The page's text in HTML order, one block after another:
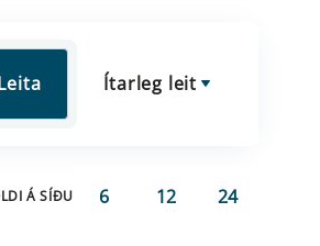
Ítarleg leit
Á SÍÐU 6 12 24